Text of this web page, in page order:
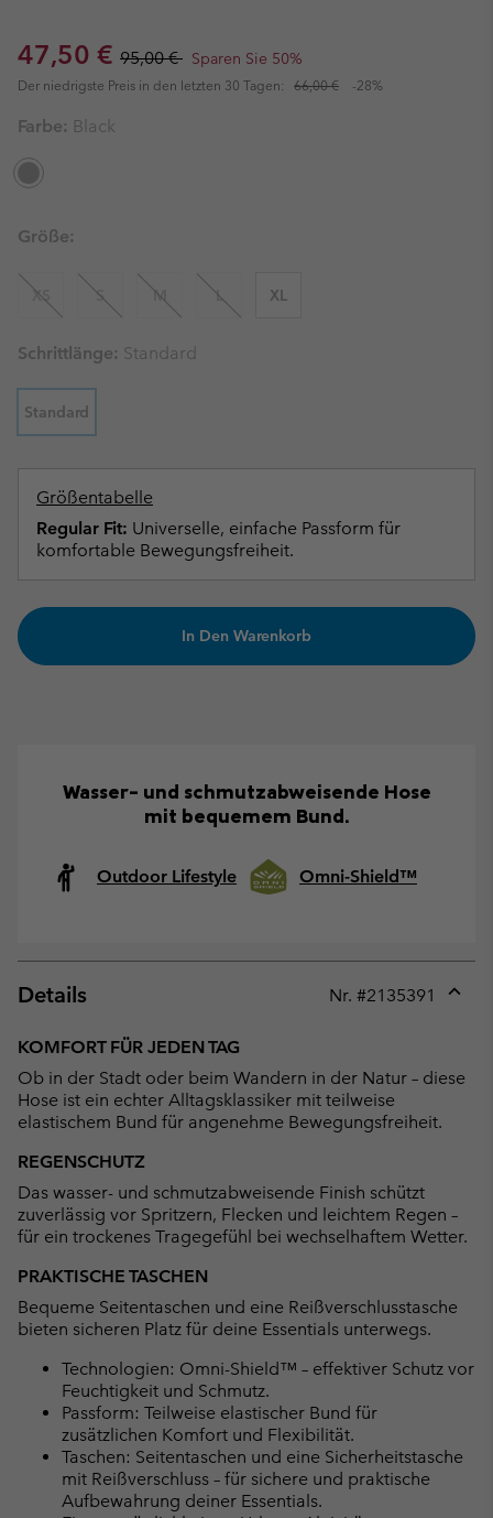
Sale price:
47,50 € Regular price:
95,00 € Sparen Sie 50%
Der niedrigste Preis in den letzten 30 Tagen: 66,00 € -28%
Farbe: Black
Größe:
XS S M L XL
Schrittlänge: Standard
Standard
Größentabelle
Regular Fit: Universelle, einfache Passform für
komfortable Bewegungsfreiheit.
In Den Warenkorb
Wasser- und schmutzabweisende Hose
mit bequemem Bund.
Outdoor Lifestyle Omni-Shield™
Details Nr. #2135391
KOMFORT FÜR JEDEN TAG
Ob in der Stadt oder beim Wandern in der Natur – diese
Hose ist ein echter Alltagsklassiker mit teilweise
elastischem Bund für angenehme Bewegungsfreiheit.
REGENSCHUTZ
Das wasser- und schmutzabweisende Finish schützt
zuverlässig vor Spritzern, Flecken und leichtem Regen –
für ein trockenes Tragegefühl bei wechselhaftem Wetter.
PRAKTISCHE TASCHEN
Bequeme Seitentaschen und eine Reißverschlusstasche
bieten sicheren Platz für deine Essentials unterwegs.
Technologien: Omni-Shield™ – effektiver Schutz vor
Feuchtigkeit und Schmutz.
Passform: Teilweise elastischer Bund für
zusätzlichen Komfort und Flexibilität.
Taschen: Seitentaschen und eine Sicherheitstasche
mit Reißverschluss – für sichere und praktische
Aufbewahrung deiner Essentials.